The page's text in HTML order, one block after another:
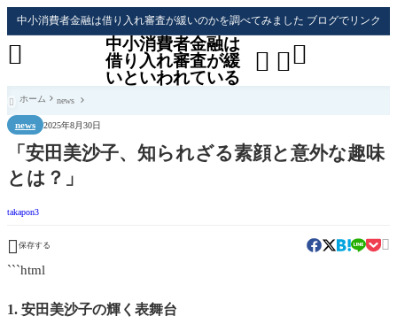
中小消費者金融は借り入れ審査が緩いのかを調べてみました ブログでリンク
中小消費者金融は
借り入れ審査が緩
いといわれている
 

 ホーム news
news 2025年8月30日
「安田美沙子、知られざる素顔と意外な趣味
とは？」
takapon3
 保存する 
```html
1. 安田美沙子の輝く表舞台